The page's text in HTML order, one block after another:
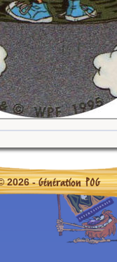
2026 -Génération POG